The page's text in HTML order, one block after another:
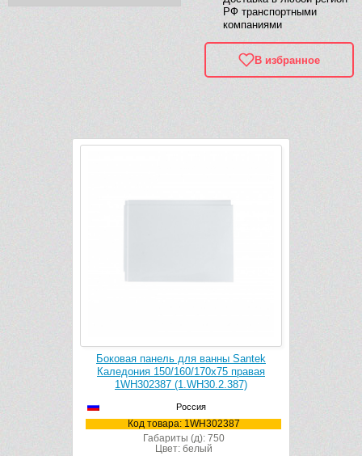
РФ транспортными
компаниями
В избранное
ванны
Боковая панель для ванны Santek
Каледония 150/160/170х75 правая
1WH302387 (1.WH30.2.387)
Россия
Код товара: 1WH302387
Габариты (д): 750
Цвет: белый